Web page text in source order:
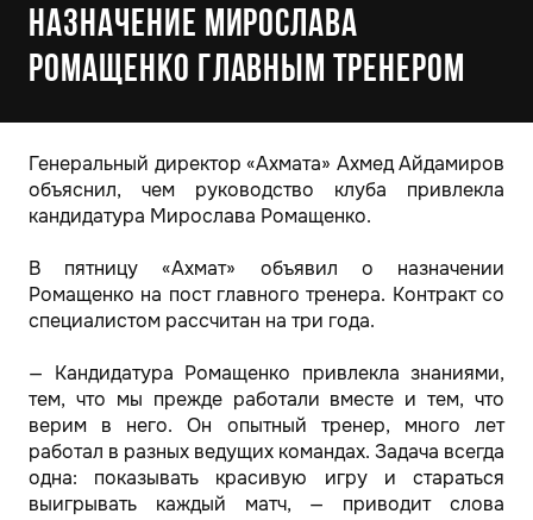
назначение Мирослава
Ромащенко главным тренером
Генеральный директор «Ахмата» Ахмед Айдамиров
объяснил, чем руководство клуба привлекла
кандидатура Мирослава Ромащенко.
В пятницу «Ахмат» объявил о назначении
Ромащенко на пост главного тренера. Контракт со
специалистом рассчитан на три года.
— Кандидатура Ромащенко привлекла знаниями,
тем, что мы прежде работали вместе и тем, что
верим в него. Он опытный тренер, много лет
работал в разных ведущих командах. Задача всегда
одна: показывать красивую игру и стараться
выигрывать каждый матч, — приводит слова